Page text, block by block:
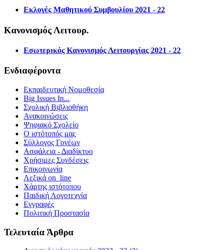
Εκλογές Μαθητικού Συμβουλίου 2021 - 22
Κανονισμός Λειτουρ.
Εσωτερικός Κανονισμός Λειτουργίας 2021 - 22
Ενδιαφέροντα
Εκπαιδευτική Νομοθεσία
Big Issues In...
Σχολική Βιβλιοθήκη
Ανακοινώσεις
Ψηφιακό Σχολείο
Ο ιστότοπός μας
Σύλλογος Γονέων
Ασφάλεια - Διαδίκτυο
Χρήσιμες Συνδέσεις
Επικοινωνία
Λεξικά on_line
Χάρτης ιστότοπου
Παιδική Λογοτεχνία
Εγγραφές
Πολιτική Προστασία
Τελευταία Άρθρα